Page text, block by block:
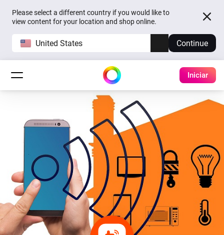
Please select a different country if you would like to
view content for your location and shop online.
United States Continue
Iniciar